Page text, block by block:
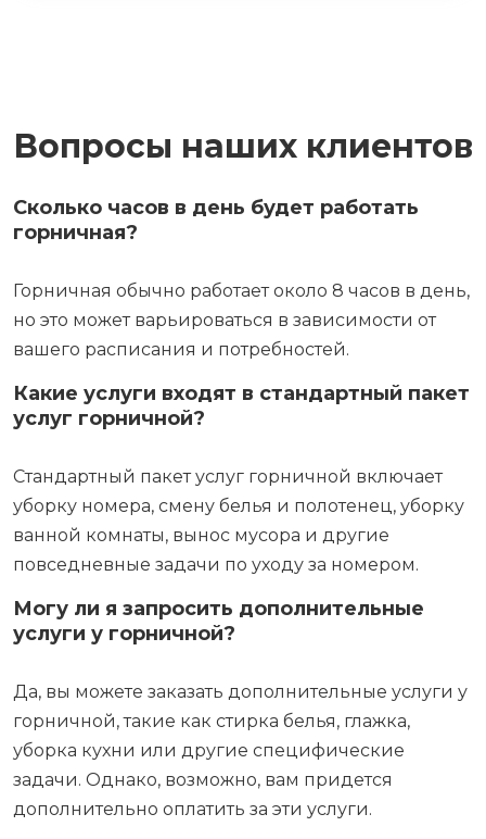
Вопросы наших клиентов
Сколько часов в день будет работать
горничная?
Горничная обычно работает около 8 часов в день,
но это может варьироваться в зависимости от
вашего расписания и потребностей.
Какие услуги входят в стандартный пакет
услуг горничной?
Стандартный пакет услуг горничной включает
уборку номера, смену белья и полотенец, уборку
ванной комнаты, вынос мусора и другие
повседневные задачи по уходу за номером.
Могу ли я запросить дополнительные
услуги у горничной?
Да, вы можете заказать дополнительные услуги у
горничной, такие как стирка белья, глажка,
уборка кухни или другие специфические
задачи. Однако, возможно, вам придется
дополнительно оплатить за эти услуги.